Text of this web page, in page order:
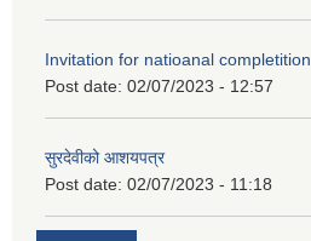
Invitation for natioanal completition
Post date: 02/07/2023 - 12:57
सुरदेवीको आशयपत्र
Post date: 02/07/2023 - 11:18